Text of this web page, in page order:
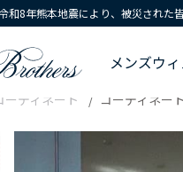
和8年熊本地震により、被災された
メンズウ
ーディネート コーディネー